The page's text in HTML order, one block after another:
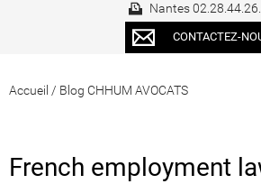
Nantes
CONTACTEZ-
Accueil / Blog CHHUM AVOCATS
French employment